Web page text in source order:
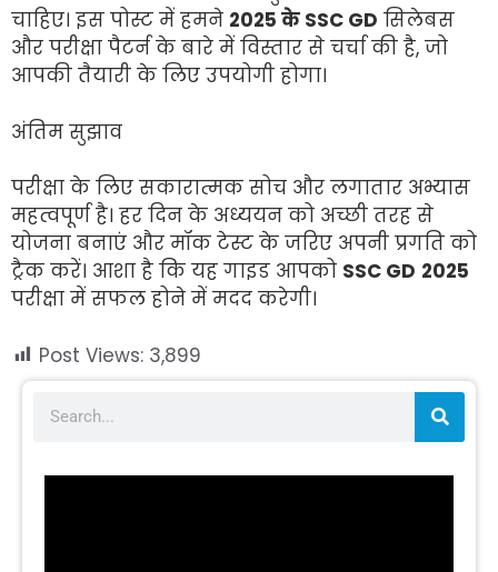
चाहिए। इस पोस्ट में हमने 2025 के SSC GD सिलेबस
और परीक्षा पैटर्न के बारे में विस्तार से चर्चा की है, जो
आपकी तैयारी के लिए उपयोगी होगा।
अंतिम सुझाव
परीक्षा के लिए सकारात्मक सोच और लगातार अभ्यास
महत्वपूर्ण है। हर दिन के अध्ययन को अच्छी तरह से
योजना बनाएं और मॉक टेस्ट के जरिए अपनी प्रगति को
ट्रैक करें। आशा है कि यह गाइड आपको SSC GD 2025
परीक्षा में सफल होने में मदद करेगी।
Post Views: 3,899